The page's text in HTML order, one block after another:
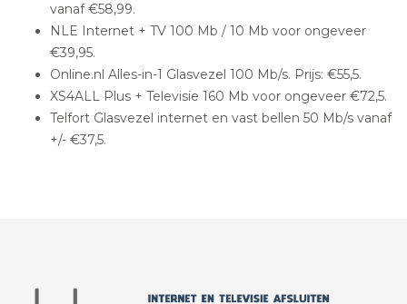
vanaf €58,99.
NLE Internet + TV 100 Mb / 10 Mb voor ongeveer
€39,95.
Online.nl Alles-in-1 Glasvezel 100 Mb/s. Prijs: €55,5.
XS4ALL Plus + Televisie 160 Mb voor ongeveer €72,5.
Telfort Glasvezel internet en vast bellen 50 Mb/s vanaf
+/- €37,5.